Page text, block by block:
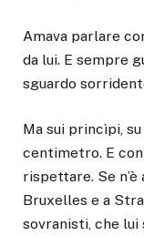
Amava parlare
da lui. E sempre
sguardo
Ma sui princìpi,
centimetro. E
rispettare. Se
Bruxelles e a
sovranisti, che lui